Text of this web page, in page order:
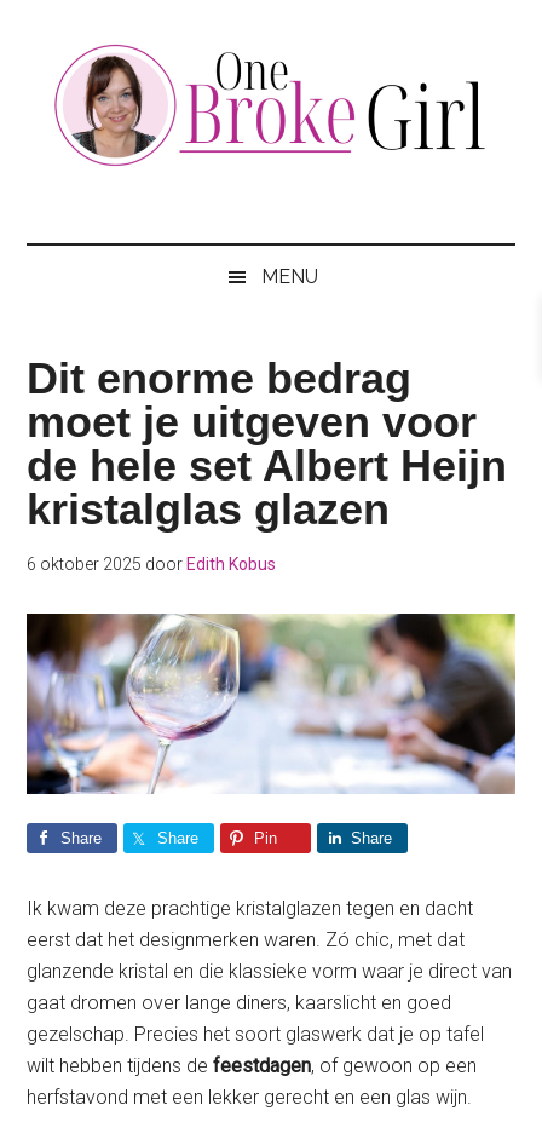
content
secondary
MENU
Dit enorme bedrag
moet je uitgeven voor
de hele set Albert Heijn
kristalglas glazen
6 oktober 2025 door Edith Kobus
Share Share Pin Share
Ik kwam deze prachtige kristalglazen tegen en dacht
eerst dat het designmerken waren. Zó chic, met dat
glanzende kristal en die klassieke vorm waar je direct van
gaat dromen over lange diners, kaarslicht en goed
gezelschap. Precies het soort glaswerk dat je op tafel
wilt hebben tijdens defeestdagen, of gewoon op een
herfstavond met een lekker gerecht en een glas wijn.